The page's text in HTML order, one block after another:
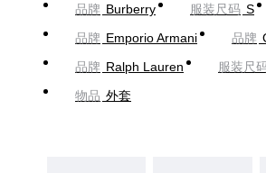
品牌 Burberry 服装尺码 S
品牌 Emporio Armani 品牌
品牌 Ralph Lauren 服装尺
物品 外套